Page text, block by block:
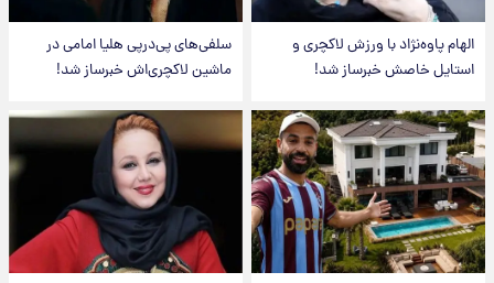
الهام پاوه‌نژاد با ورزش لاکچری و
استایل خاصش خبرساز شد!
سلفی‌های پی‌درپی هلیا امامی در
ماشین لاکچری‌اش خبرساز شد!